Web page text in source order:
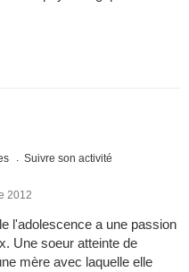
Suivre son activité
2012
l'adolescence a une passion
Une soeur atteinte de
mère avec laquelle elle